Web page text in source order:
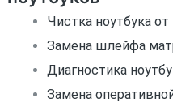
Чистка ноутбука
Замена шлейфа
Диагностика
Замена